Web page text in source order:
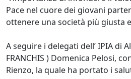
Pace nel cuore dei giovani
ottenere una società più giusta
A seguire i delegati dell’ IPIA di
FRANCHIS ) Domenica Pelosi,
Rienzo, la quale ha portato i